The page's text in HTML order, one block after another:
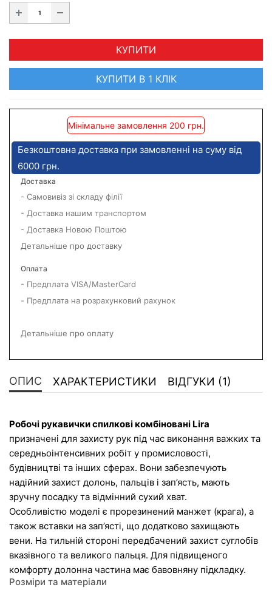
КУПИТИ
КУПИТИ В 1 КЛІК
Мінімальне замовлення 200 грн.
Безкоштовна доставка при замовленні на суму від
6000 грн.
Доставка
- Самовивіз зі складу філії
- Доставка нашим транспортом
- Доставка Новою Поштою
Детальніше про доставку
Оплата
- Предплата VISA/MasterCard
- Предплата на розрахунковий рахунок
Детальніше про оплату
ОПИС ХАРАКТЕРИСТИКИ ВІДГУКИ (1)
Робочі рукавички спилкові комбіновані Lira
призначені для захисту рук під час виконання важких та
середньоінтенсивних робіт у промисловості,
будівництві та інших сферах. Вони забезпечують
надійний захист долонь, пальців і зап’ясть, мають
зручну посадку та відмінний сухий хват.
Особливістю моделі є прорезинений манжет (крага), а
також вставки на зап’ясті, що додатково захищають
вени. На тильній стороні передбачений захист суглобів
вказівного та великого пальця. Для підвищеного
комфорту долонна частина має бавовняну підкладку.
Розміри та матеріали